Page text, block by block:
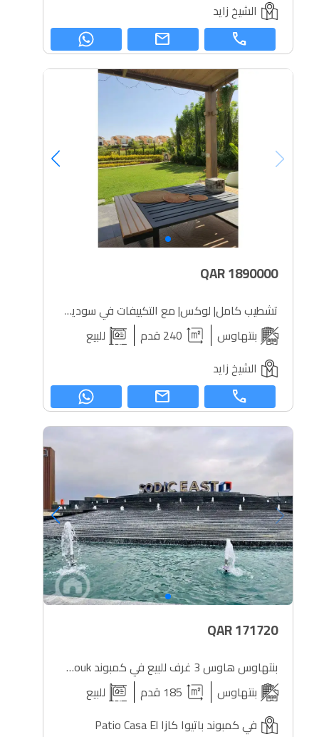
الشيخ زايد
call
mail
1890000
تشطيب كامل| لوكس| مع التكييفات في سوديك ويست تاون
بنتهاوس
للبيع
الشيخ زايد
call
mail
171720
بنتهاوس هاوس 3 غرف للبيع في كمبوند Patio Casa El Shorouk
بنتهاوس
للبيع
في كمبوند باتيوا كازا Patio Casa El